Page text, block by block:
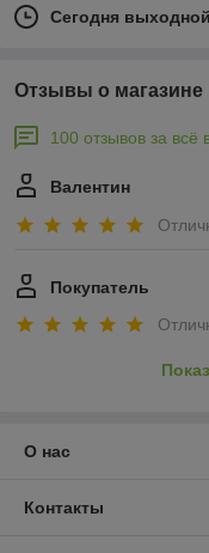
Сегодня выходной
Отзывы о магазине
100 отзывов за всё
Валентин
Покупатель
О нас
Контакты